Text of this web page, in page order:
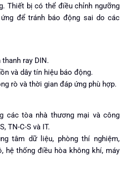
Thiết bị có thể điều chỉnh ngưỡng
để tránh báo động sai do các
ray DIN.
và dây tín hiệu báo động.
rò và thời gian đáp ứng phù hợp.
các tòa nhà thương mại và công
TN-C-S và IT.
tâm dữ liệu, phòng thí nghiệm,
hệ thống điều hòa không khí, máy